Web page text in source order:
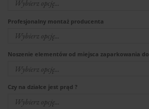
Profesjonalny montaż producenta
Noszenie elementów od miejsca zaparkowania
Czy na działce jest prąd ?